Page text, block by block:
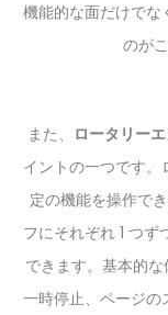
機能的な面だけでな
のが
また、 ロータリー
イントの一つです
定の機能を操作で
フにそれぞれ 1 つ
できます。基本的
一時停止、ページ